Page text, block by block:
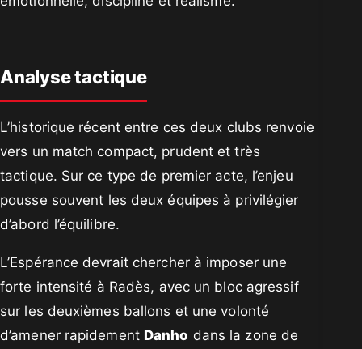
Analyse tactique
L’historique récent entre ces deux clubs renvoie
vers un match compact, prudent et très
tactique. Sur ce type de premier acte, l’enjeu
pousse souvent les deux équipes à privilégier
d’abord l’équilibre.
L’Espérance devrait chercher à imposer une
forte intensité à Radès, avec un bloc agressif
sur les deuxièmes ballons et une volonté
d’amener rapidement Danho dans la zone de